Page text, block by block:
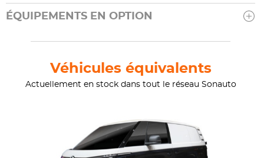
ÉQUIPEMENTS EN OPTION
Véhicules équivalents
Actuellement en stock dans tout le réseau Sonauto